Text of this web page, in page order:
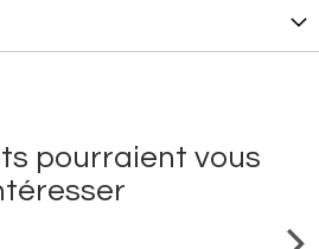
pourraient vous